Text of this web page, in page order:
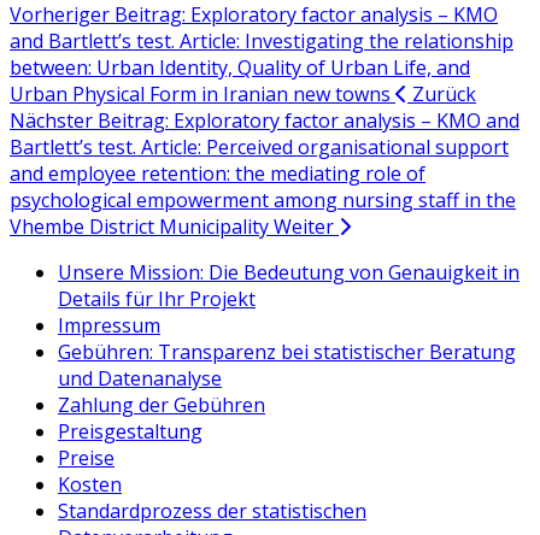
Vorheriger Beitrag: Exploratory factor analysis – KMO
and Bartlett’s test. Article: Investigating the relationship
between: Urban Identity, Quality of Urban Life, and
Urban Physical Form in Iranian new towns
Zurück
Nächster Beitrag: Exploratory factor analysis – KMO and
Bartlett’s test. Article: Perceived organisational support
and employee retention: the mediating role of
psychological empowerment among nursing staff in the
Vhembe District MunicipalityWeiter
Unsere Mission: Die Bedeutung von Genauigkeit in
Details für Ihr Projekt
Impressum
Gebühren: Transparenz bei statistischer Beratung
und Datenanalyse
Zahlung der Gebühren
Preisgestaltung
Preise
Kosten
Standardprozess der statistischen